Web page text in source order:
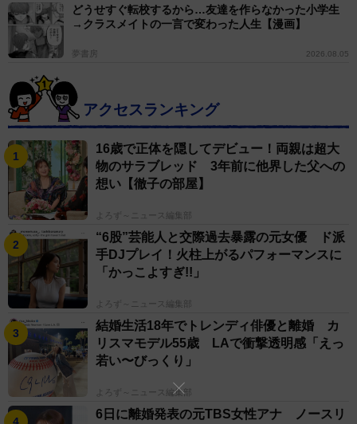
どうせすぐ転校するから…友達を作らなかった小学生
→クラスメイトの一言で変わった人生【漫画】
夢書房 2026.08.05
アクセスランキング
16歳で正体を隠してデビュー！両親は超大
物のサラブレッド 3年前に他界した父への
想い【徹子の部屋】
よろず～ニュース編集部
“6股”芸能人と交際過去暴露の元女優 ド派
手DJプレイ！火柱上がるパフォーマンスに
「かっこよすぎ!!」
よろず～ニュース編集部
結婚生活18年でトレンディ俳優と離婚 カ
リスマモデル55歳 LAで衝撃透明感「えっ
若い〜びっくり」
よろず～ニュース編集部
6日に離婚発表の元TBS女性アナ ノースリ